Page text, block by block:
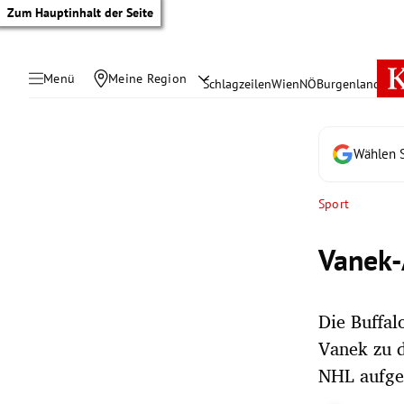
Zum Hauptinhalt der Seite
Menü Meine Region SchlagzeilenWienNÖBurgenland
Wählen
Sport
Die
Vanek zu
NHL